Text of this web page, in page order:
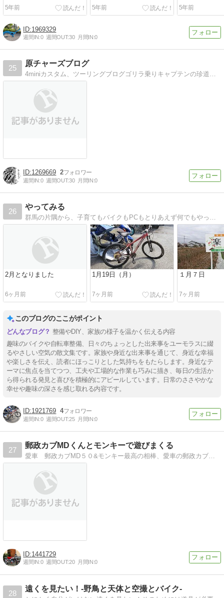
5年前
5年前
5年前
1969329
週間IN:0 週間OUT:30 月間IN:0
25
原チャーズブログ
4miniカスタム、ツーリングブログゴリラ乗りキャプテンの珍道中日記
1269669 2
週間IN:0 週間OUT:30 月間IN:0
26
やってみる
群馬の片隅から、子育てもバイクもPCもとりあえず何でもやってみる。最近は幼稚園児ブログもはじまりました。その幼稚園児も小学生です。
2月となりました
6ヶ月前
1月19日（月）
7ヶ月前
１月７日
7ヶ月前
このブログのここがポイント
整備やDIY、家族の様子を温かく伝える内容
趣味のバイクや自転車整備、日々のちょっとした出来事をユーモラスに綴
るやさしい空気の散文集です。家族や身近な出来事を通じて、身近な幸福
や楽しさを伝え、読者にほっこりとした気持ちをもたらします。身近なテ
ーマに焦点を当てつつ、工夫や工場的な作業も巧みに描き、毎日の生活か
ら得られる発見と喜びを積極的にアピールしています。日常のささやかな
幸せや趣味の深さを感じ取れる内容です。
1921769 4
週間IN:0 週間OUT:25 月間IN:0
27
郵政カブMDくんとモンキーで遊びまくる
愛車 郵政カブMD５０&モンキー最高の相棒、愛車の郵政カブで行く株主走会 今日は何処へ？？・・
1441729
週間IN:0 週間OUT:20 月間IN:0
28
遠くを見たい！-野鳥と天体と空撮とバイク-